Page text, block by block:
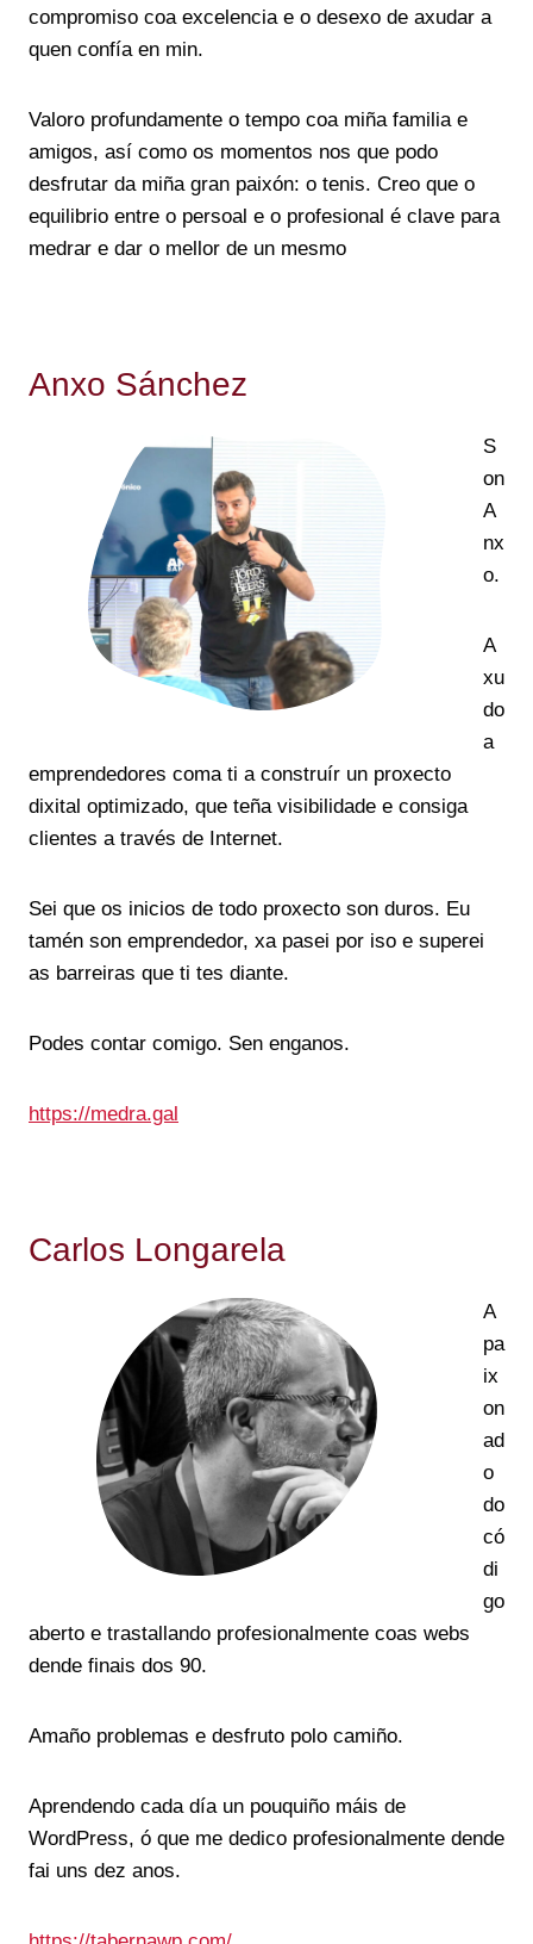
compromiso coa excelencia e o desexo de axudar a
quen confía en min.
Valoro profundamente o tempo coa miña familia e
amigos, así como os momentos nos que podo
desfrutar da miña gran paixón: o tenis. Creo que o
equilibrio entre o persoal e o profesional é clave para
medrar e dar o mellor de un mesmo
Anxo Sánchez
S
on
A
nx
o.
A
xu
do
a
emprendedores coma ti a construír un proxecto
dixital optimizado, que teña visibilidade e consiga
clientes a través de Internet.
Sei que os inicios de todo proxecto son duros. Eu
tamén son emprendedor, xa pasei por iso e superei
as barreiras que ti tes diante.
Podes contar comigo. Sen enganos.
https://medra.gal
Carlos Longarela
A
pa
ix
on
ad
o
do
có
di
go
aberto e trastallando profesionalmente coas webs
dende finais dos 90.
Amaño problemas e desfruto polo camiño.
Aprendendo cada día un pouquiño máis de
WordPress, ó que me dedico profesionalmente dende
fai uns dez anos.